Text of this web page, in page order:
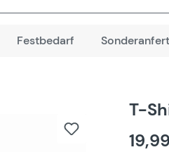
Festbedarf
T-